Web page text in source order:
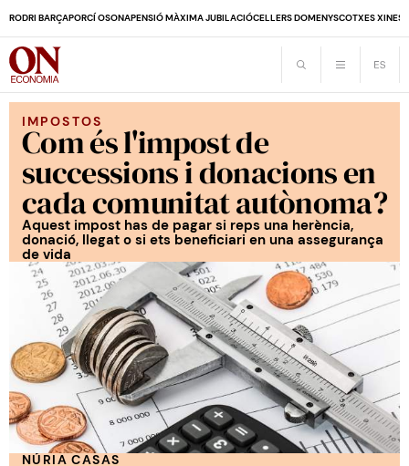
RODRI BARÇAPORCÍ OSONAPENSIÓ MÀXIMA JUBILACIÓCELLERS DOMENYSCOTXES
IMPOSTOS
Com és l'impost de
successions i donacions en
cada comunitat autònoma?
Aquest impost has de pagar si reps una herència,
donació, llegat o si ets beneficiari en una assegurança
de vida
NÚRIA CASAS